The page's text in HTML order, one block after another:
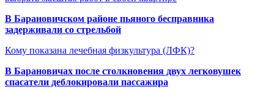
В Барановичском районе пьяного бесправника
задерживали со стрельбой
Кому показана лечебная физкультура (ЛФК)?
В Барановичах после столкновения двух легковушек
спасатели деблокировали пассажира